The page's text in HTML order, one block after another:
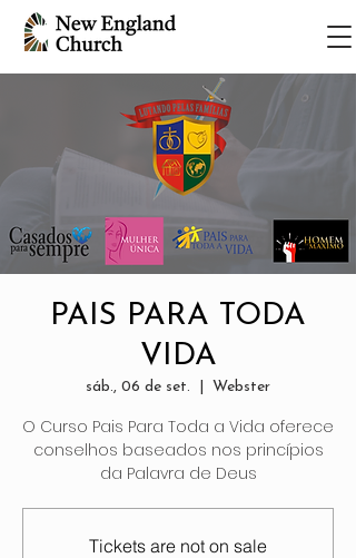
PAIS PARA TODA
VIDA
sáb., 06 de set. Webster
O Curso Pais Para Toda a Vida oferece
conselhos baseados nos princípios
da Palavra de Deus
Tickets are not on sale